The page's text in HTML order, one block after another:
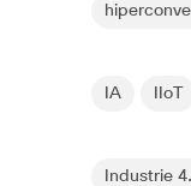
IA IIoT
Industrie